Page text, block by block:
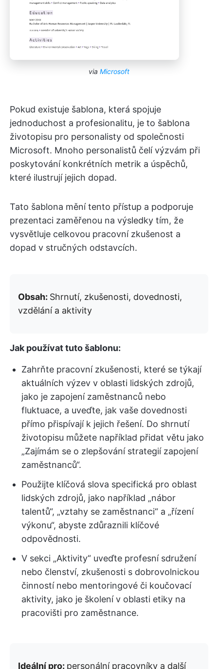
via Microsoft
Pokud existuje šablona, která spojuje
jednoduchost a profesionalitu, je to šablona
životopisu pro personalisty od společnosti
Microsoft. Mnoho personalistů čelí výzvám při
poskytování konkrétních metrik a úspěchů,
které ilustrují jejich dopad.
Tato šablona mění tento přístup a podporuje
prezentaci zaměřenou na výsledky tím, že
vysvětluje celkovou pracovní zkušenost a
dopad v stručných odstavcích.
Obsah: Shrnutí, zkušenosti, dovednosti,
vzdělání a aktivity
Jak používat tuto šablonu:
Zahrňte pracovní zkušenosti, které se týkají
aktuálních výzev v oblasti lidských zdrojů,
jako je zapojení zaměstnanců nebo
fluktuace, a uveďte, jak vaše dovednosti
přímo přispívají k jejich řešení. Do shrnutí
životopisu můžete například přidat větu jako
„Zajímám se o zlepšování strategií zapojení
zaměstnanců“.
Použijte klíčová slova specifická pro oblast
lidských zdrojů, jako například „nábor
talentů“, „vztahy se zaměstnanci“ a „řízení
výkonu“, abyste zdůraznili klíčové
odpovědnosti.
V sekci „Aktivity“ uveďte profesní sdružení
nebo členství, zkušenosti s dobrovolnickou
činností nebo mentoringové či koučovací
aktivity, jako je školení v oblasti etiky na
pracovišti pro zaměstnance.
Ideální pro: personální pracovníky a další